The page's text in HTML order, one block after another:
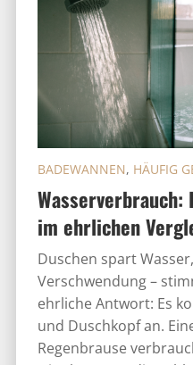
Wasserverbrauch:
im ehrlichen
BADEWANNEN, HÄUFIG
Duschen spart
Verschwendung –
ehrliche Antwort: Es
und Duschkopf an.
Regenbrause